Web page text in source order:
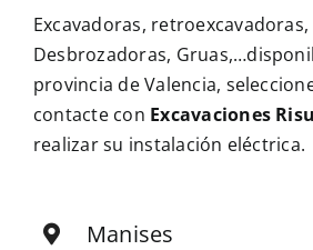
Excavadoras, retroexcavadoras,
Desbrozadoras,
provincia de Valencia,
contacte con Excavaciones
realizar su instalación eléctrica.
Manises